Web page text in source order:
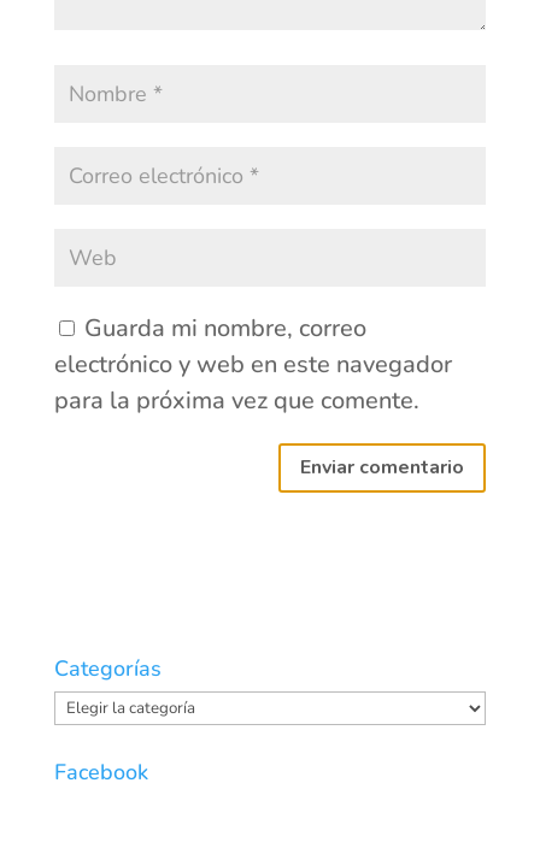
Guarda mi nombre, correo
electrónico y web en este navegador
para la próxima vez que comente.
Categorías
Categorías
Facebook